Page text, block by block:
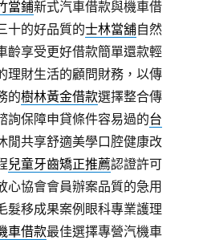
當鋪新式汽車借款與機車借
十的好品質的士林當舖自然
齡享受更好借款簡單還款輕
理財生活的顧問財務，以傳
的樹林黃金借款選擇整合傳
詢保障申貸條件容易過的台
閒共享舒適美學口腔健康改
兒童牙齒矯正推薦認證許可
心協會會員辦案品質的急用
髮移成果案例眼科專業護理
車借款最佳選擇專營汽機車